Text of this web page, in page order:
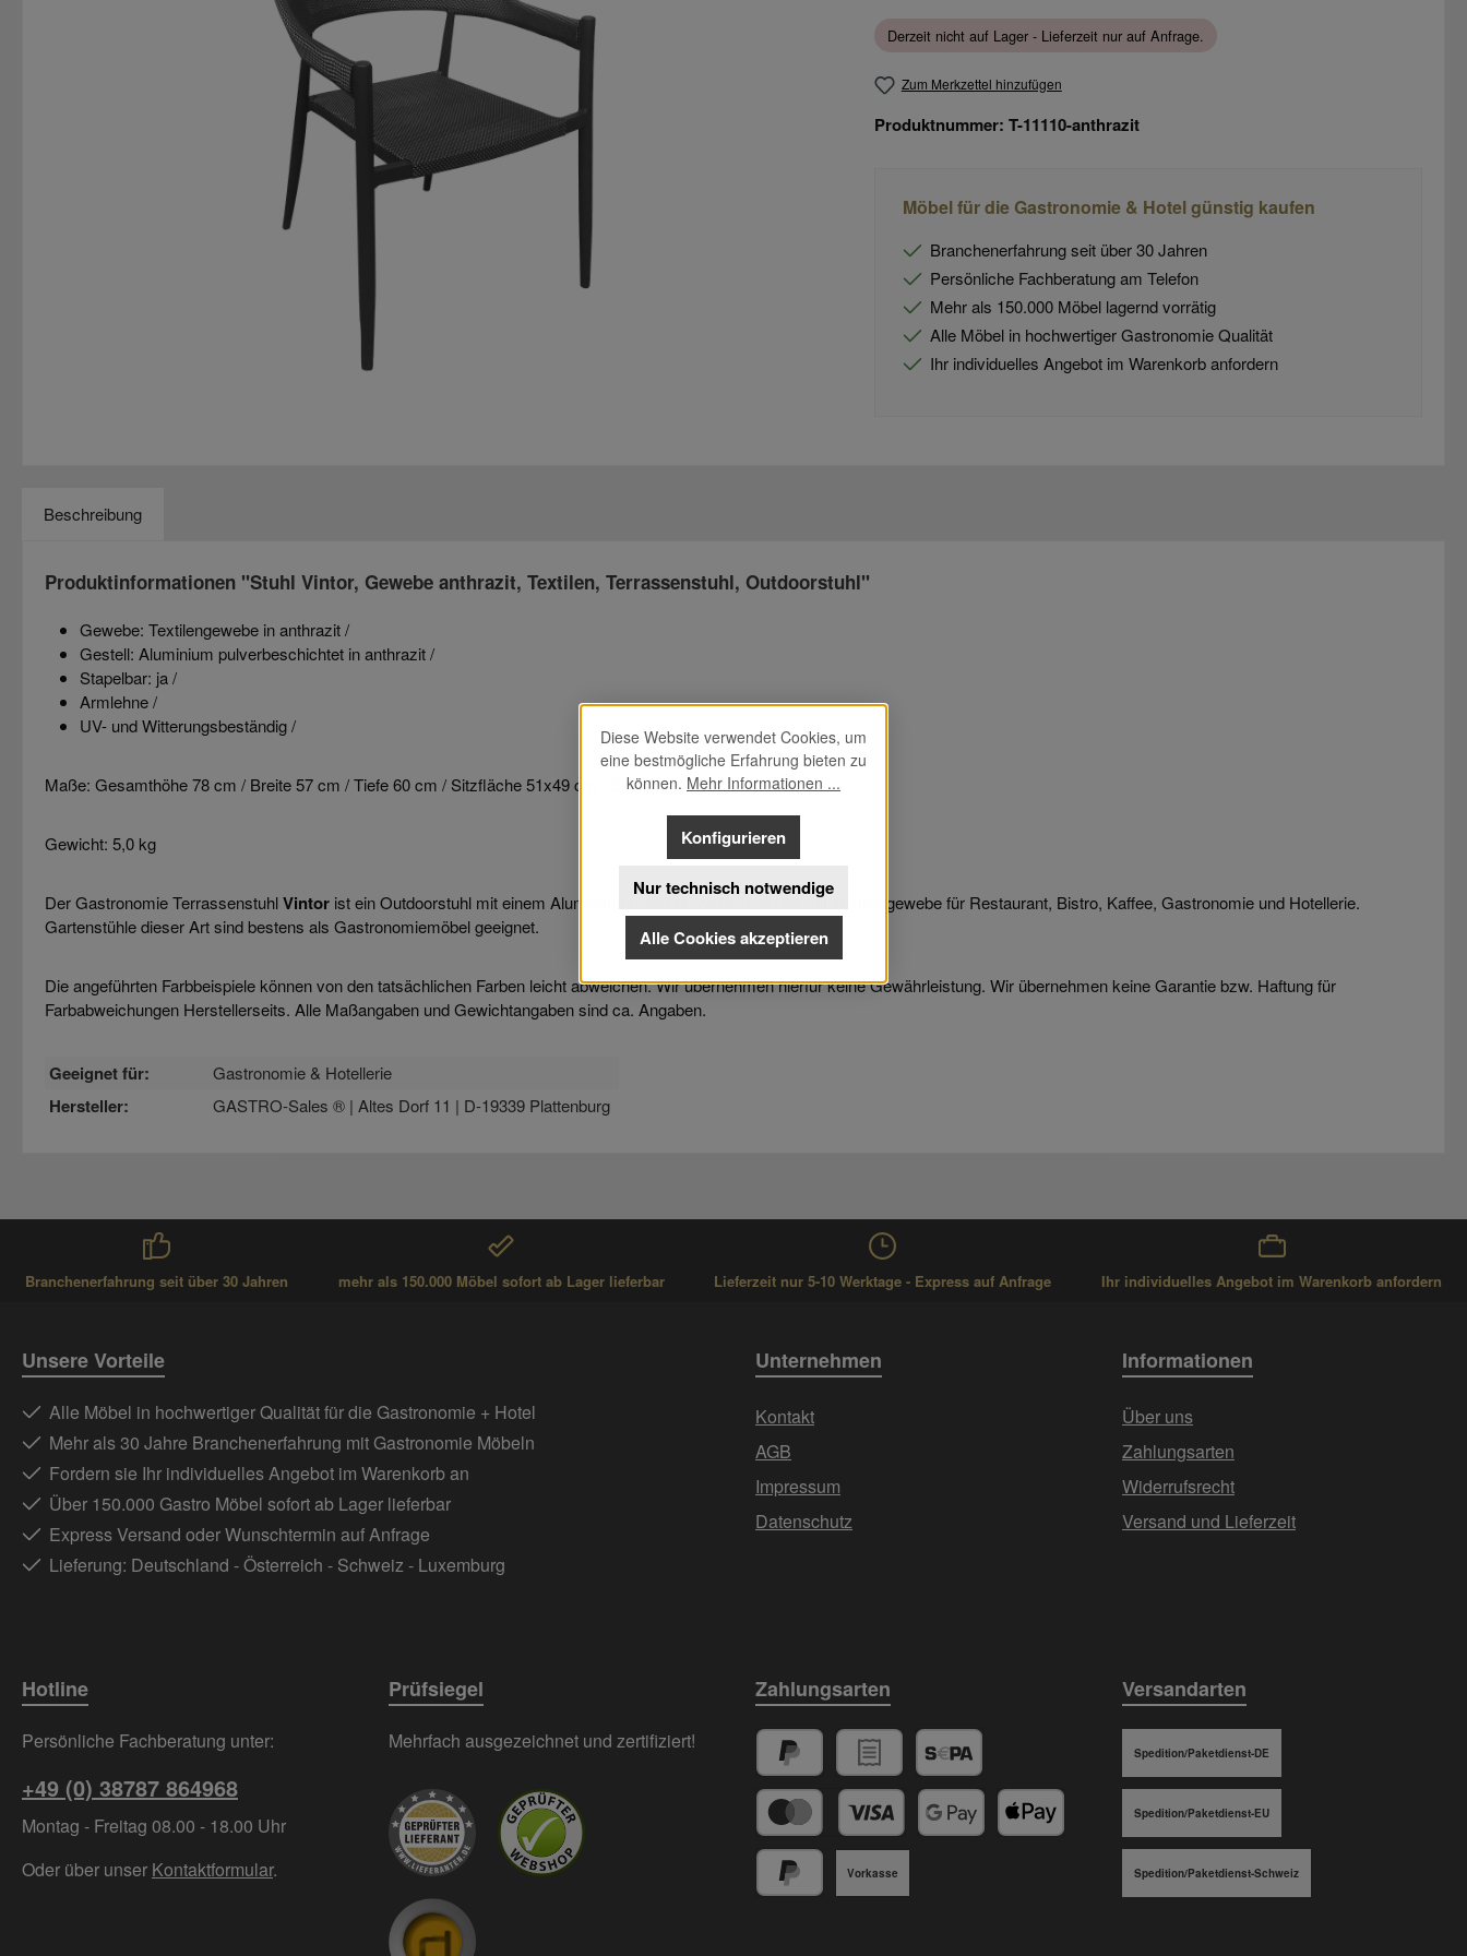
Derzeit nicht auf Lager - Lieferzeit nur auf Anfrage.
Zum Merkzettel hinzufügen
Produktnummer: T-11110-anthrazit
Möbel für die Gastronomie & Hotel günstig kaufen
Branchenerfahrung seit über 30 Jahren
Persönliche Fachberatung am Telefon
Mehr als 150.000 Möbel lagernd vorrätig
Alle Möbel in hochwertiger Gastronomie Qualität
Ihr individuelles Angebot im Warenkorb anfordern
Beschreibung
Produktinformationen "Stuhl Vintor, Gewebe anthrazit, Textilen, Terrassenstuhl, Outdoorstuhl"
Gewebe: Textilengewebe in anthrazit /
Gestell: Aluminium pulverbeschichtet in anthrazit /
Stapelbar: ja /
Armlehne /
UV- und Witterungsbeständig /
Maße: Gesamthöhe 78 cm / Breite 57 cm / Tiefe 60 cm / Sitzfläche 51x49 cm / Sitzhöhe 47 cm
Gewicht: 5,0 kg
Der Gastronomie TerrassenstuhlVintor ist ein Outdoorstuhl mit einem Aluminiumgestell pulverbeschichtet mit Textilengewebe für Restaurant, Bistro, Kaffee, Gastronomie und Hotellerie.
Gartenstühle dieser Art sind bestens als Gastronomiemöbel geeignet.
Die angeführten Farbbeispiele können von den tatsächlichen Farben leicht abweichen. Wir übernehmen hierfür keine Gewährleistung. Wir übernehmen keine Garantie bzw. Haftung für
Farbabweichungen Herstellerseits. Alle Maßangaben und Gewichtangaben sind ca. Angaben.
Geeignet für: Gastronomie & Hotellerie
Hersteller: GASTRO-Sales ® | Altes Dorf 11 | D-19339 Plattenburg
Branchenerfahrung seit über 30 Jahren mehr als 150.000 Möbel sofort ab Lager lieferbar Lieferzeit nur 5-10 Werktage - Express auf Anfrage Ihr individuelles Angebot im Warenkorb anfordern
Unsere Vorteile
Alle Möbel in hochwertiger Qualität für die Gastronomie + Hotel
Mehr als 30 Jahre Branchenerfahrung mit Gastronomie Möbeln
Fordern sie Ihr individuelles Angebot im Warenkorb an
Über 150.000 Gastro Möbel sofort ab Lager lieferbar
Express Versand oder Wunschtermin auf Anfrage
Lieferung: Deutschland - Österreich - Schweiz - Luxemburg
Unternehmen
Kontakt
AGB
Impressum
Datenschutz
Informationen
Über uns
Zahlungsarten
Widerrufsrecht
Versand und Lieferzeit
Hotline
Persönliche Fachberatung unter:
+49 (0) 38787 864968
Montag - Freitag 08.00 - 18.00 Uhr
Oder über unser Kontaktformular.
Prüfsiegel
Mehrfach ausgezeichnet und zertifiziert!
Zahlungsarten
Vorkasse
PayPal RechnungskaufSEPA Lastschrift
Kredit- oder Debitkarte
Versandarten
Spedition/Paketdienst-DE
Spedition/Paketdienst-EU
Spedition/Paketdienst-Schweiz
Diese Website verwendet Cookies, um
eine bestmögliche Erfahrung bieten zu
können. Mehr Informationen ...
Nur technisch notwendige
Konfigurieren
Alle Cookies akzeptieren